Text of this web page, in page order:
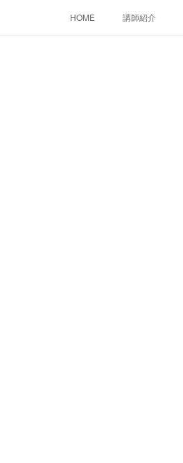
HOME 講師紹介